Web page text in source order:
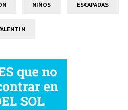
NIÑOS ESCAPADAS